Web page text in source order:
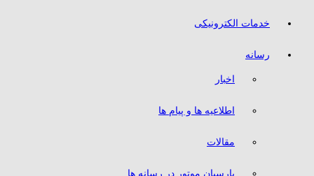
خدمات الکترونیکی
رسانه
اخبار
اطلاعیه ها و پیام ها
مقالات
پارسیان موتور در رسانه ها